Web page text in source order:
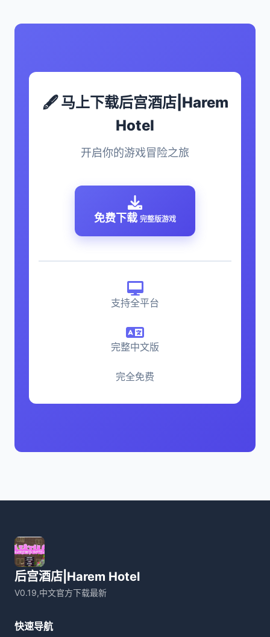
🖋️ 马上下载后宫酒店|Harem
Hotel
开启你的游戏冒险之旅
免费下载 完整版游戏
支持全平台
完整中文版
完全免费
后宫酒店|Harem Hotel
V0.19,中文官方下载最新
快速导航